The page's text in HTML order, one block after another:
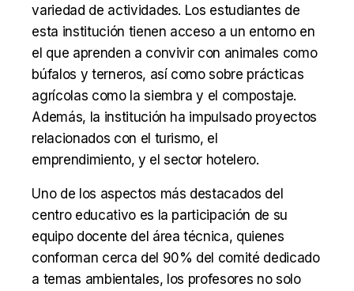
variedad de actividades. Los estudiantes de
esta institución tienen acceso a un entorno en
el que aprenden a convivir con animales como
búfalos y terneros, así como sobre prácticas
agrícolas como la siembra y el compostaje.
Además, la institución ha impulsado proyectos
relacionados con el turismo, el
emprendimiento, y el sector hotelero.
Uno de los aspectos más destacados del
centro educativo es la participación de su
equipo docente del área técnica, quienes
conforman cerca del 90% del comité dedicado
a temas ambientales, los profesores no solo